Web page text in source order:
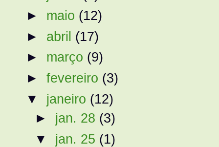
► maio (12)
► abril (17)
► março (9)
►fevereiro (3)
▼ janeiro (12)
► jan. 28 (3)
▼ jan. 25 (1)